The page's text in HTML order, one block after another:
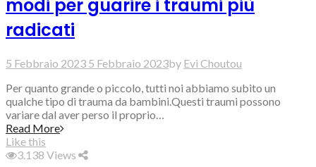
modi per guarire i traumi più
radicati
5 Febbraio 2023 5 Febbraio 2023by Evi Choutou
Per quanto grande o piccolo, tutti noi abbiamo subito un
qualche tipo di trauma da bambini.Questi traumi possono
variare dal aver perso il proprio…
Read More
Like this
3.138 Views